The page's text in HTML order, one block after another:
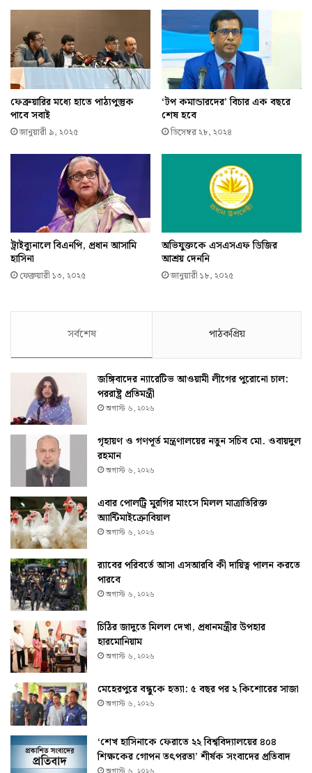
ফেব্রুয়ারির মধ্যে হাতে পাঠ্যপুস্তুক
পাবে সবাই
জানুয়ারী ৯, ২০২৫
‘টপ কমান্ডারদের’ বিচার এক বছরে
শেষ হবে
ডিসেম্বর ২৮, ২০২৪
ট্রাইব্যুনালে বিএনপি, প্রধান আসামি
হাসিনা
ফেব্রুয়ারী ১৩, ২০২৫
অভিযুক্তকে এসএসএফ ডিজির
আশ্রয় দেননি
জানুয়ারী ১৮, ২০২৫
সর্বশেষ পাঠকপ্রিয়
জঙ্গিবাদের ন্যারেটিভ আওয়ামী লীগের পুরোনো চাল:
পররাষ্ট্র প্রতিমন্ত্রী
অগাস্ট ৬, ২০২৬
গৃহায়ণ ও গণপূর্ত মন্ত্রণালয়ের নতুন সচিব মো. ওবায়দুল
রহমান
অগাস্ট ৬, ২০২৬
এবার পোলট্রি মুরগির মাংসে মিলল মাত্রাতিরিক্ত
অ্যান্টিমাইক্রোবিয়াল
অগাস্ট ৬, ২০২৬
র‌্যাবের পরিবর্তে আসা এসআরবি কী দায়িত্ব পালন করতে
পারবে
অগাস্ট ৬, ২০২৬
চিঠির জাদুতে মিলল দেখা, প্রধানমন্ত্রীর উপহার
হারমোনিয়াম
অগাস্ট ৬, ২০২৬
মেহেরপুরে বন্ধুকে হত্যা: ৫ বছর পর ২ কিশোরের সাজা
অগাস্ট ৬, ২০২৬
‘শেখ হাসিনাকে ফেরাতে ২২ বিশ্ববিদ্যালয়ের ৪০৪
শিক্ষকের গোপন তৎপরতা’ শীর্ষক সংবাদের প্রতিবাদ